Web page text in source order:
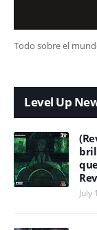
Todo sobre el
Level Up
July